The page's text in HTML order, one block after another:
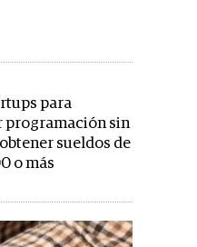
para
programación sin
sueldos de
o más